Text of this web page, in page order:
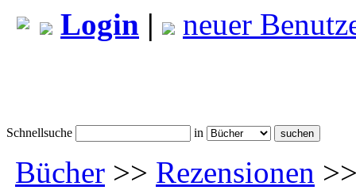
Login | neuer
Schnellsuche in
Bücher >> Rezensionen